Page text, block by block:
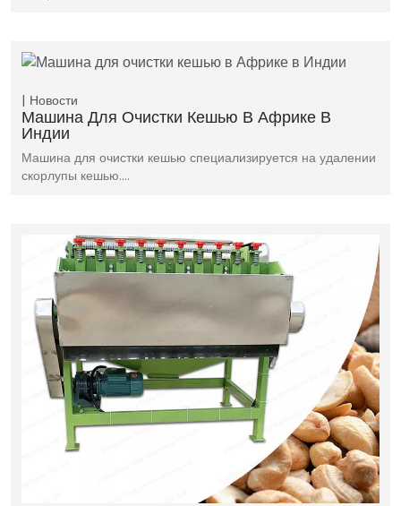
Новости
Машина Для Очистки Кешью В Африке В
Индии
Машина для очистки кешью специализируется на удалении
скорлупы кешью.…